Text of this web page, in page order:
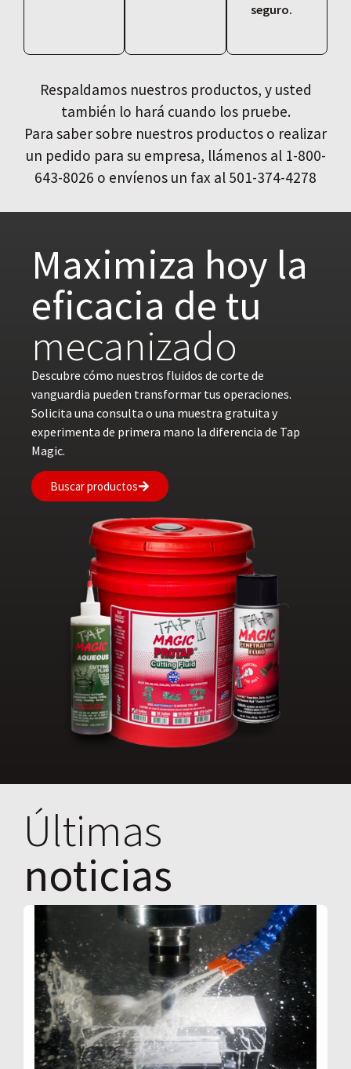
seguro.
Respaldamos nuestros productos, y usted
también lo hará cuando los pruebe.
Para saber sobre nuestros productos o realizar
un pedido para su empresa, llámenos al 1-800-
643-8026 o envíenos un fax al 501-374-4278
Maximiza hoy la
eficacia de tu
mecanizado
Descubre cómo nuestros fluidos de corte de
vanguardia pueden transformar tus operaciones.
Solicita una consulta o una muestra gratuita y
experimenta de primera mano la diferencia de Tap
Magic.
Buscar productos
Últimas
noticias